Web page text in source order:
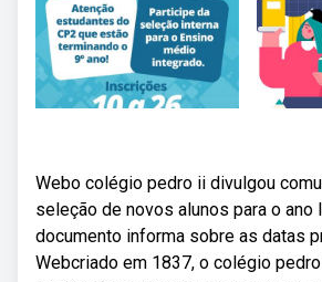
Webo colégio pedro ii divulgou
seleção de novos alunos para o ano
documento informa sobre as datas
Webcriado em 1837, o colégio